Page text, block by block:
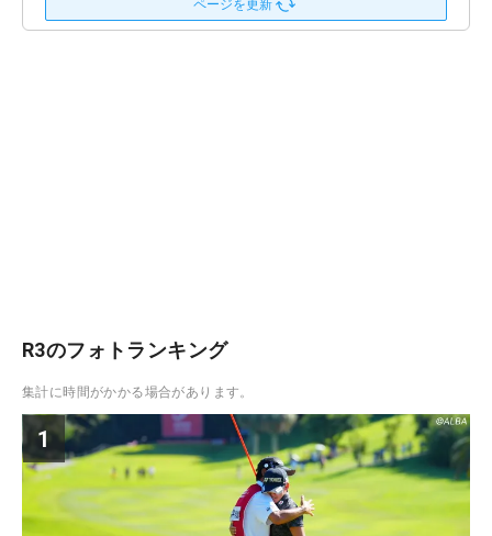
ページを更新
R3のフォトランキング
集計に時間がかかる場合があります。
1